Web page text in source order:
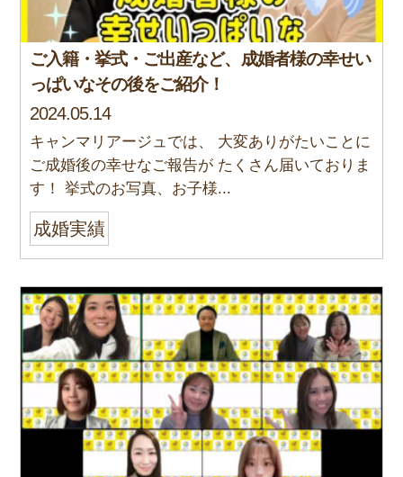
ご入籍・挙式・ご出産など、成婚者様の幸せい
っぱいなその後をご紹介！
2024.05.14
キャンマリアージュでは、 大変ありがたいことに
ご成婚後の幸せなご報告が たくさん届いておりま
す！ 挙式のお写真、お子様...
成婚実績